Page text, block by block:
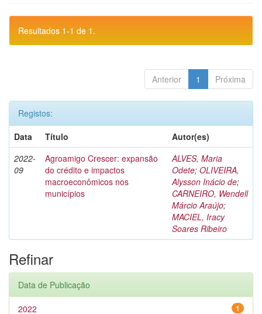
Resultados 1-1 de 1.
Anterior 1 Próxima
Registos:
Data
Título
Autor(es)
2022-
09
Agroamigo Crescer: expansão
do crédito e impactos
macroeconômicos nos
municípios
ALVES, Maria
Odete; OLIVEIRA,
Alysson Inácio de;
CARNEIRO, Wendell
Márcio Araújo;
MACIEL, Iracy
Soares Ribeiro
Refinar
Data de Publicação
1
2022